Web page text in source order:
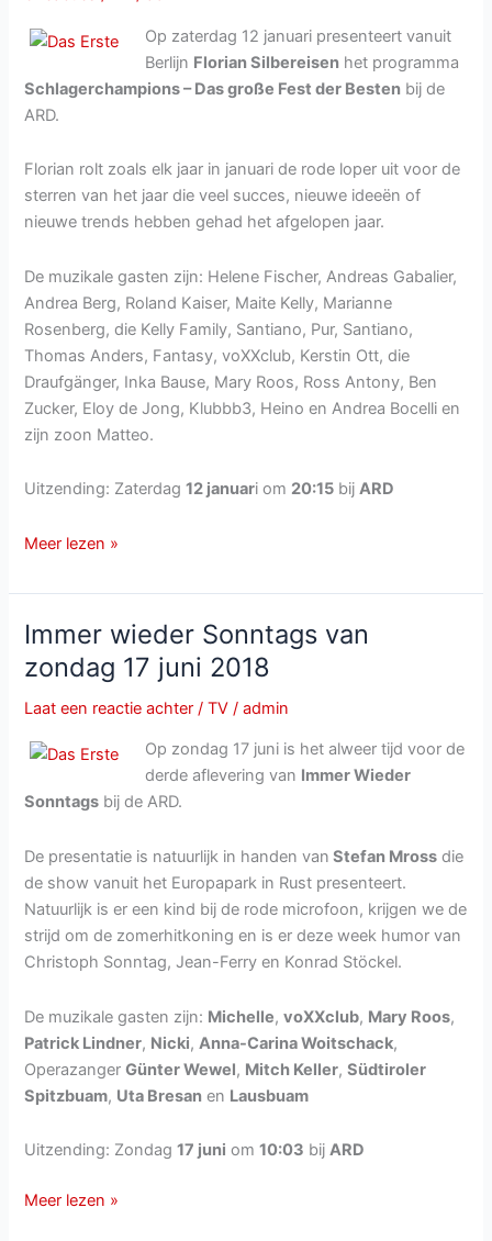
Op zaterdag 12 januari presenteert vanuit
Berlijn Florian Silbereisen het programma
Schlagerchampions – Das große Fest der Besten bij de
ARD.
Florian rolt zoals elk jaar in januari de rode loper uit voor de
sterren van het jaar die veel succes, nieuwe ideeën of
nieuwe trends hebben gehad het afgelopen jaar.
De muzikale gasten zijn: Helene Fischer, Andreas Gabalier,
Andrea Berg, Roland Kaiser, Maite Kelly, Marianne
Rosenberg, die Kelly Family, Santiano, Pur, Santiano,
Thomas Anders, Fantasy, voXXclub, Kerstin Ott, die
Draufgänger, Inka Bause, Mary Roos, Ross Antony, Ben
Zucker, Eloy de Jong, Klubbb3, Heino en Andrea Bocelli en
zijn zoon Matteo.
Uitzending: Zaterdag12 januari om 20:15 bijARD
Schlagerchampions
Das
große
Fest
der
Besten
zaterdag
januari
ARD
Meer lezen »
Immer wieder Sonntags van
zondag 17 juni 2018
Laat een reactie achter /TV /admin
Op zondag 17 juni is het alweer tijd voor de
derde aflevering van Immer Wieder
Sonntags bij de ARD.
De presentatie is natuurlijk in handen van Stefan Mross die
de show vanuit het Europapark in Rust presenteert.
Natuurlijk is er een kind bij de rode microfoon, krijgen we de
strijd om de zomerhitkoning en is er deze week humor van
Christoph Sonntag, Jean-Ferry en Konrad Stöckel.
De muzikale gasten zijn: Michelle,voXXclub, Mary Roos,
Patrick Lindner, Nicki, Anna-Carina Woitschack,
OperazangerGünter Wewel, Mitch Keller,Südtiroler
Spitzbuam, Uta Bresan en Lausbuam
Uitzending: Zondag17 juni om10:03 bijARD
Immer
Meer lezen »